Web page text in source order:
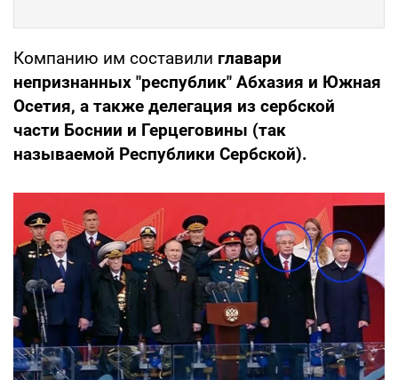
Компанию им составили главари
непризнанных "республик" Абхазия и Южная
Осетия, а также делегация из сербской
части Боснии и Герцеговины (так
называемой Республики Сербской).